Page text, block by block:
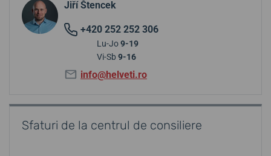
Jiří Štencek
+420 252 252 306
Lu-Jo9-19
Vi-Sb 9-16
info@helveti.ro
Sfaturi de la centrul de consiliere